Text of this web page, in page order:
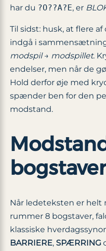
har du ?O??A?E, er
Til sidst: husk, at flere
indgå i
modspil→ modspillet.
endelser, men når de
Hold derfor øje med
spænder ben for den
modstand.
bogstaver
Når ledeteksten er helt
rummer 8 bogstaver,
klassiske
BARRIERE, SPÆRRING